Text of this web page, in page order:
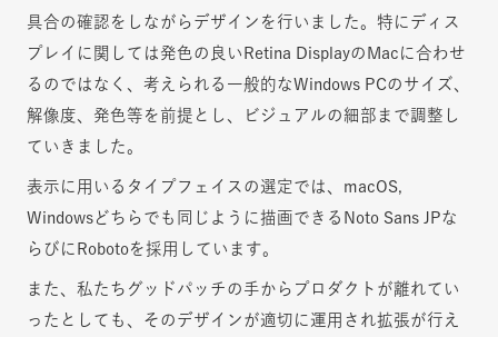
具合の確認をしながらデザインを行いました。特にディス
プレイに関しては発色の良いRetina DisplayのMacに合わせ
るのではなく、考えられる一般的なWindows PCのサイズ、
解像度、発色等を前提とし、ビジュアルの細部まで調整し
ていきました。
表示に用いるタイプフェイスの選定では、macOS,
Windowsどちらでも同じように描画できるNoto Sans JPな
らびにRobotoを採用しています。
また、私たちグッドパッチの手からプロダクトが離れてい
ったとしても、そのデザインが適切に運用され拡張が行え